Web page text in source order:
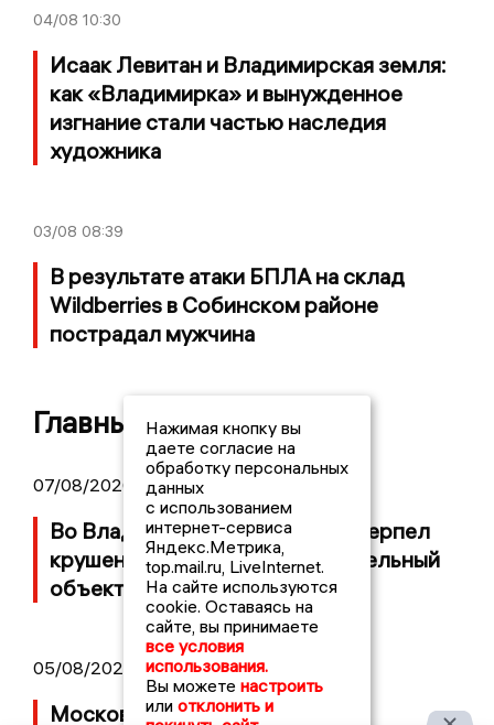
04/08 10:30
Исаак Левитан и Владимирская земля:
как «Владимирка» и вынужденное
изгнание стали частью наследия
художника
03/08 08:39
В результате атаки БПЛА на склад
Wildberries в Собинском районе
пострадал мужчина
Главные новости
07/08/2026 14:34
Во Владимирской области потерпел
крушение неопознанный летательный
объект
05/08/2026 08:30
Московский ЧОП подал иск к
Нажимая кнопку вы
даете согласие на
обработку персональных
данных
с использованием
интернет-сервиса
Яндекс.Метрика,
top.mail.ru, LiveInternet.
На сайте используются
cookie. Оставаясь на
сайте, вы принимаете
все условия
использования.
Вы можете настроить
или отклонить и